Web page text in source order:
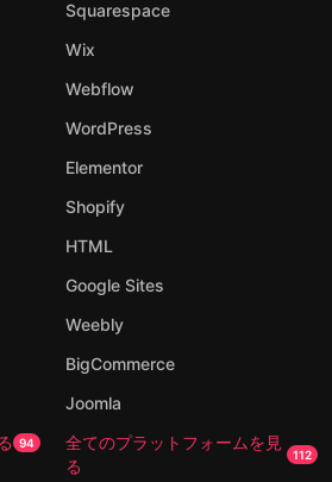
94
Squarespace
Wix
Webflow
WordPress
Elementor
Shopify
HTML
Google Sites
Weebly
BigCommerce
Joomla
全てのプラットフォームを見
る
112